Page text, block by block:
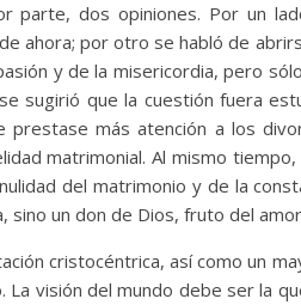
parte, dos opiniones. Por un
ahora; por otro se habló de
y de la misericordia, pero
sugirió que la cuestión fuera
prestase más atención a los
matrimonial. Al mismo
del matrimonio y de la
sino un don de Dios, fruto del
cristocéntrica, así como un
La visión del mundo debe ser la